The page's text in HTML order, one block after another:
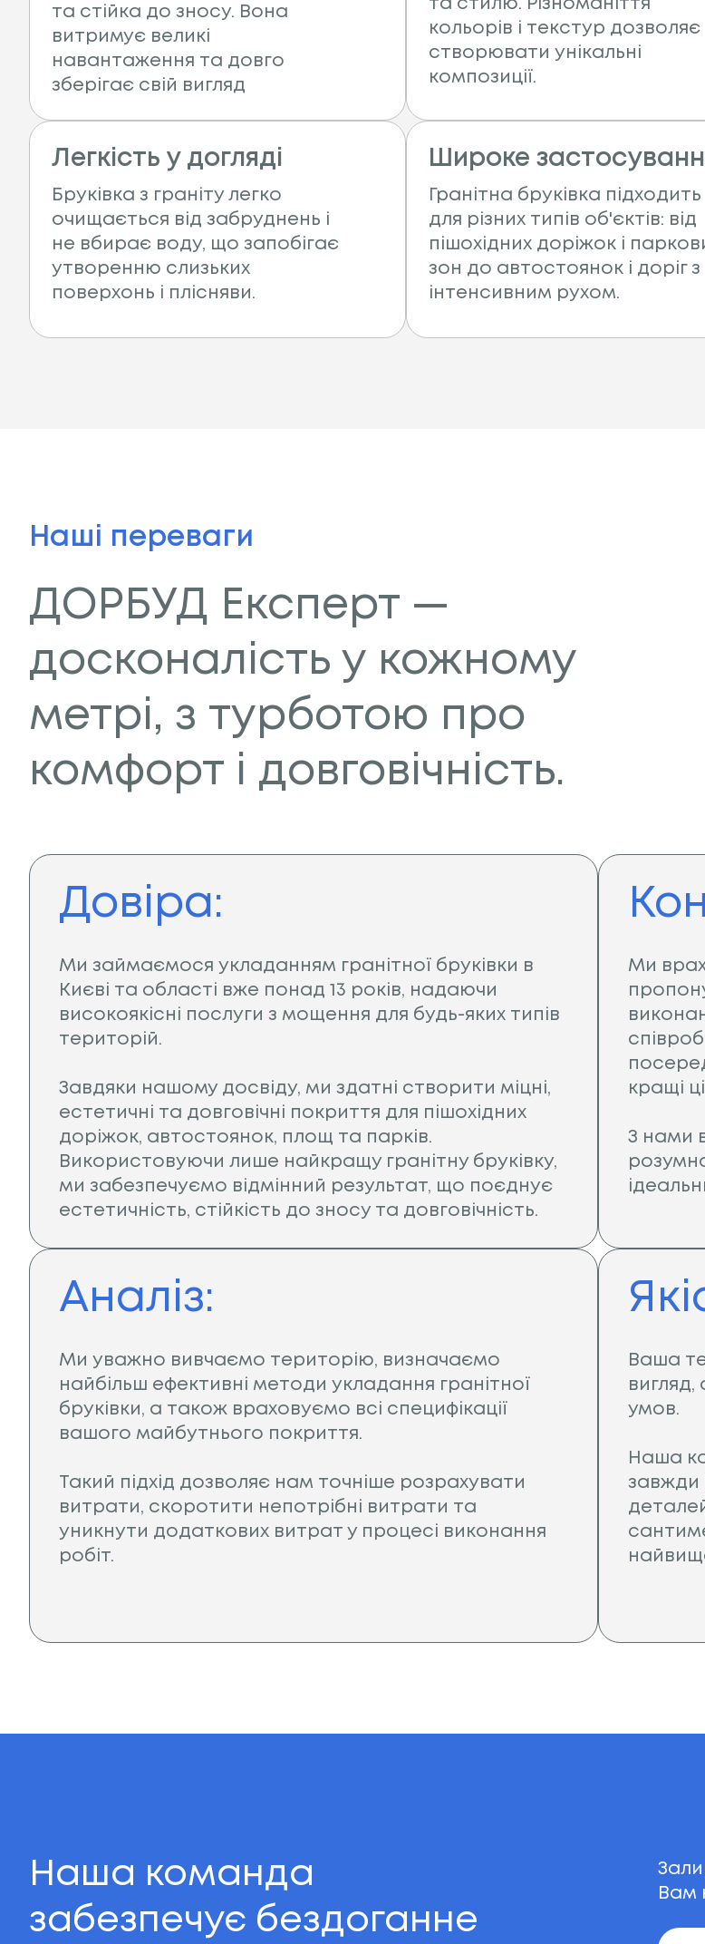
та стійка до зносу. Вона
витримує великі
навантаження та довго
зберігає свій вигляд
та стилю. Різноманіття
кольорів і текстур дозволяє
створювати унікальні
композиції.
Легкість у догляді
Бруківка з граніту легко
очищається від забруднень і
не вбирає воду, що запобігає
утворенню слизьких
поверхонь і плісняви.
Широке
Гранітна бруківка підходить
для різних типів об'єктів: від
пішохідних доріжок і
зон до автостоянок і доріг з
інтенсивним рухом.
Наші переваги
ДОРБУД Експерт —
досконалість у кожному
метрі, з турботою про
комфорт і довговічність.
Довіра:
Ми займаємося укладанням гранітної бруківки в
Києві та області вже понад 13 років, надаючи
високоякісні послуги з мощення для будь-яких типів
територій.
Завдяки нашому досвіду, ми здатні створити міцні,
естетичні та довговічні покриття для пішохідних
доріжок, автостоянок, площ та парків.
Використовуючи лише найкращу гранітну бруківку,
ми забезпечуємо відмінний результат, що поєднує
естетичність, стійкість до зносу та довговічність.
Ми
кращі
З нами
Аналіз:
Ми уважно вивчаємо територію, визначаємо
найбільш ефективні методи укладання гранітної
бруківки, а також враховуємо всі специфікації
вашого майбутнього покриття.
Такий підхід дозволяє нам точніше розрахувати
витрати, скоротити непотрібні витрати та
уникнути додаткових витрат у процесі виконання
робіт.
Ваша
вигляд,
умов.
Наша
завжди
Наша команда
забезпечує бездоганне
Вам